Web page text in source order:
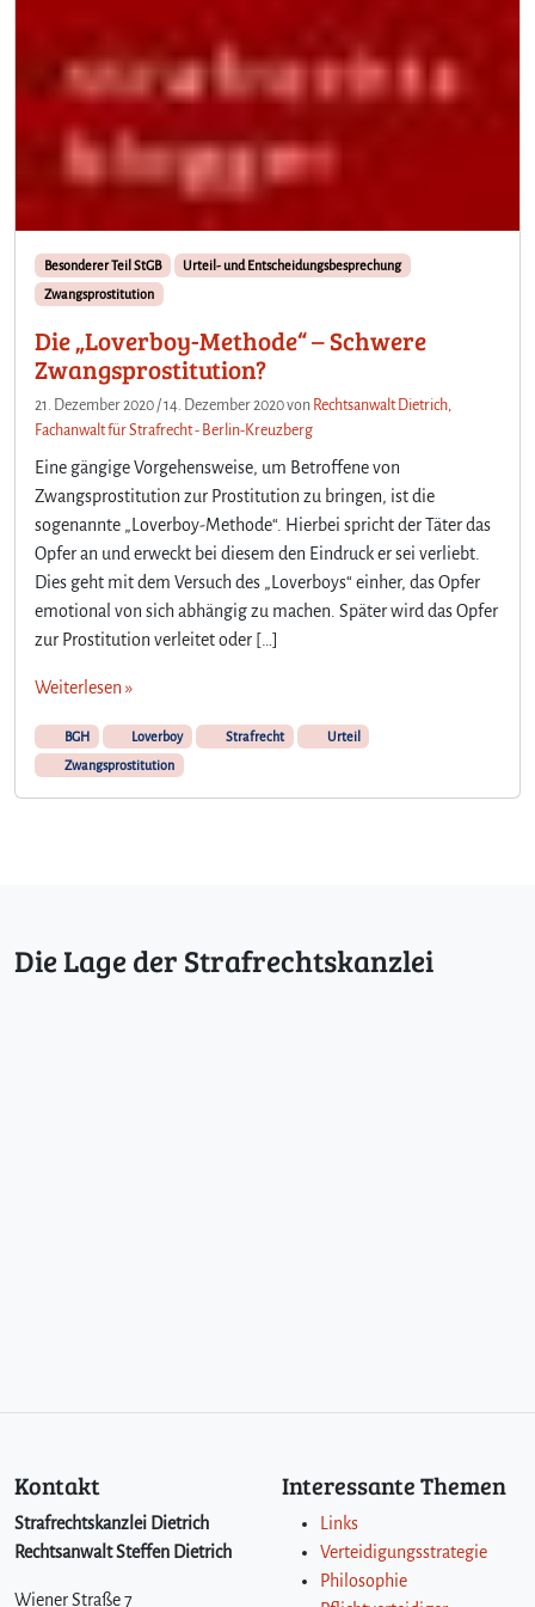
Besonderer Teil StGB
Urteil- und Entscheidungsbesprechung
Zwangsprostitution
Die „Loverboy-Methode“ – Schwere
Zwangsprostitution?
21. Dezember 2020 /14. Dezember 2020von Rechtsanwalt Dietrich,
Fachanwalt für Strafrecht - Berlin-Kreuzberg
Eine gängige Vorgehensweise, um Betroffene von
Zwangsprostitution zur Prostitution zu bringen, ist die
sogenannte „Loverboy-Methode“. Hierbei spricht der Täter das
Opfer an und erweckt bei diesem den Eindruck er sei verliebt.
Dies geht mit dem Versuch des „Loverboys“ einher, das Opfer
emotional von sich abhängig zu machen. Später wird das Opfer
zur Prostitution verleitet oder […]
Weiterlesen »
BGH Loverboy Strafrecht
Urteil
Zwangsprostitution
Die Lage der Strafrechtskanzlei
Kontakt
Strafrechtskanzlei Dietrich
Rechtsanwalt Steffen Dietrich
Wiener Straße 7
Interessante Themen
Links
Verteidigungsstrategie
Philosophie